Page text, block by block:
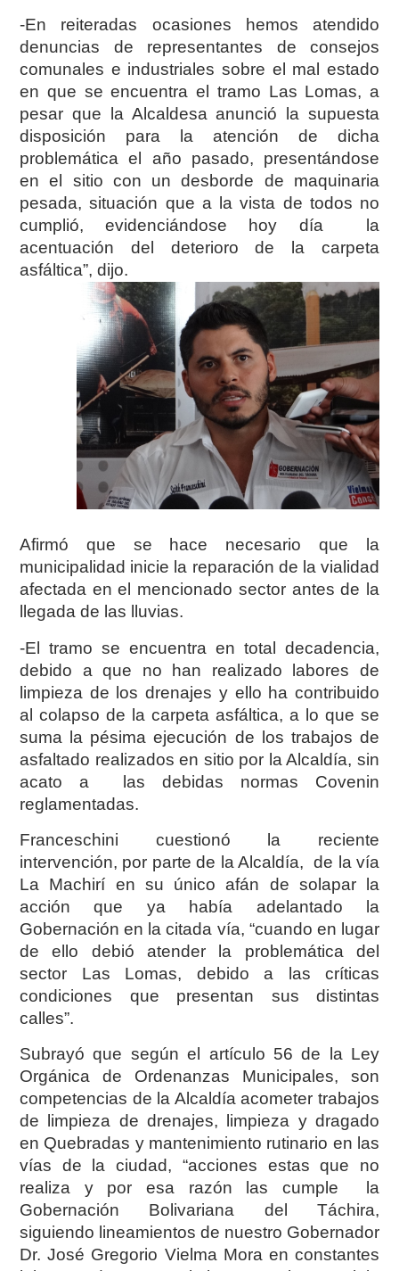
-En reiteradas ocasiones hemos atendido
denuncias de representantes de consejos
comunales e industriales sobre el mal estado
en que se encuentra el tramo Las Lomas, a
pesar que la Alcaldesa anunció la supuesta
disposición para la atención de dicha
problemática el año pasado, presentándose
en el sitio con un desborde de maquinaria
pesada, situación que a la vista de todos no
cumplió, evidenciándose hoy día la
acentuación del deterioro de la carpeta
asfáltica”, dijo.
Afirmó que se hace necesario que la
municipalidad inicie la reparación de la vialidad
afectada en el mencionado sector antes de la
llegada de las lluvias.
-El tramo se encuentra en total decadencia,
debido a que no han realizado labores de
limpieza de los drenajes y ello ha contribuido
al colapso de la carpeta asfáltica, a lo que se
suma la pésima ejecución de los trabajos de
asfaltado realizados en sitio por la Alcaldía, sin
acato a las debidas normas Covenin
reglamentadas.
Franceschini cuestionó la reciente
intervención, por parte de la Alcaldía, de la vía
La Machirí en su único afán de solapar la
acción que ya había adelantado la
Gobernación en la citada vía, “cuando en lugar
de ello debió atender la problemática del
sector Las Lomas, debido a las críticas
condiciones que presentan sus distintas
calles”.
Subrayó que según el artículo 56 de la Ley
Orgánica de Ordenanzas Municipales, son
competencias de la Alcaldía acometer trabajos
de limpieza de drenajes, limpieza y dragado
en Quebradas y mantenimiento rutinario en las
vías de la ciudad, “acciones estas que no
realiza y por esa razón las cumple la
Gobernación Bolivariana del Táchira,
siguiendo lineamientos de nuestro Gobernador
Dr. José Gregorio Vielma Mora en constantes